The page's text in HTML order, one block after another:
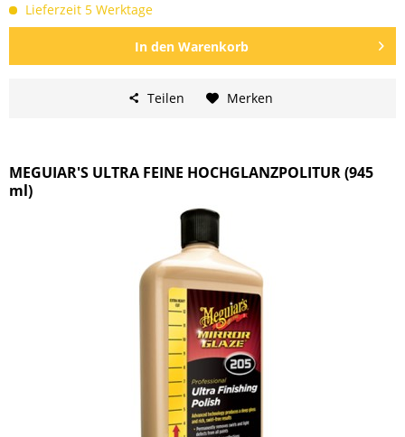
Lieferzeit 5 Werktage
In den Warenkorb
Teilen Merken
MEGUIAR'S ULTRA FEINE HOCHGLANZPOLITUR (945
ml)